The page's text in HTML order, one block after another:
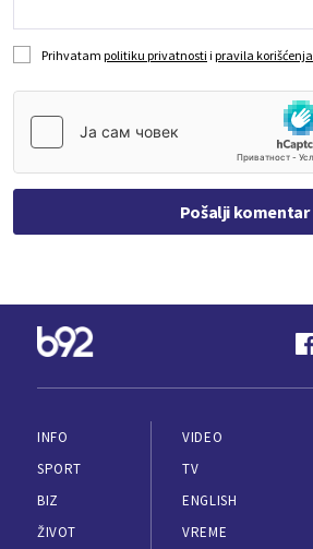
Prihvatam politiku privatnosti i pravila korišćenja
Pošalji komentar
INFO
SPORT
BIZ
ŽIVOT
VIDEO
TV
ENGLISH
VREME